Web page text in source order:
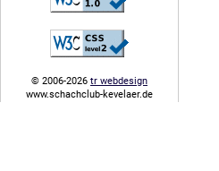
© 2006-2026 tr webdesign
www.schachclub-kevelaer.de